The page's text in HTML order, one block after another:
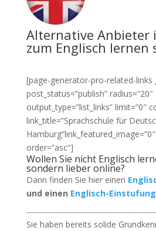
Alternative Anbieter
zum Englisch lernen
[page-generator-pro-related-links
post_status=”publish” radius=”20″
output_type=”list_links” limit=”0″
link_title=”Sprachschule für
order=”asc”]
Wollen Sie nicht Englisch
sondern lieber online?
Dann finden Sie hier einen
und einen Englisch-
Sie haben bereits solide